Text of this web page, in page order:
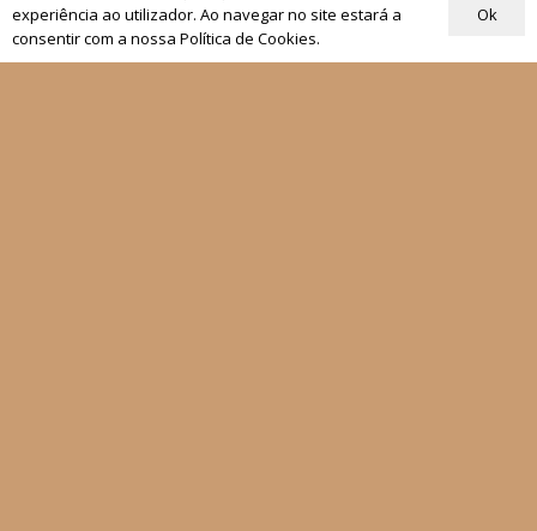
As Nossas Editoras
Atualidade
experiência ao utilizador. Ao navegar no site estará a
consentir com a nossa Política de Cookies.
Ok